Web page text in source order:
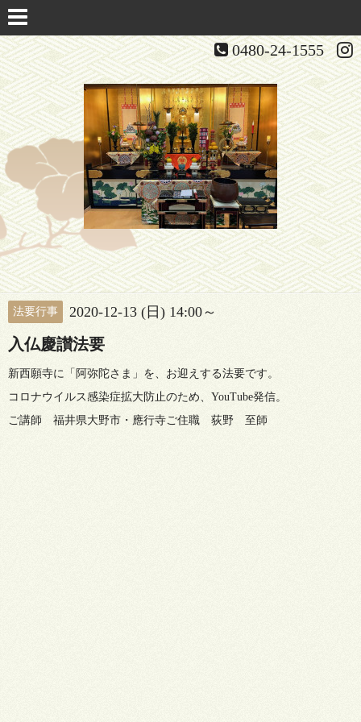
0480-24-1555
法要行事 2020-12-13 (日) 14:00～
入仏慶讃法要
新西願寺に「阿弥陀さま」を、お迎えする法要です。
コロナウイルス感染症拡大防止のため、YouTube発信。
ご講師 福井県大野市・應行寺ご住職 荻野 至師